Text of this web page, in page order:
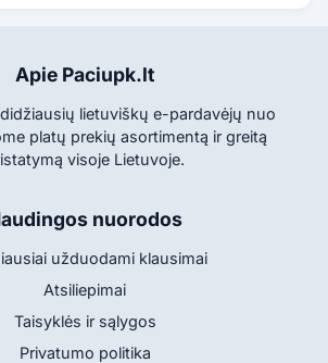
Apie Paciupk.lt
lietuviškų e-pardavėjų nuo
platų prekių asortimentą ir greitą
visoje Lietuvoje.
nuorodos
užduodami klausimai
Atsiliepimai
Taisyklės ir sąlygos
Privatumo politika